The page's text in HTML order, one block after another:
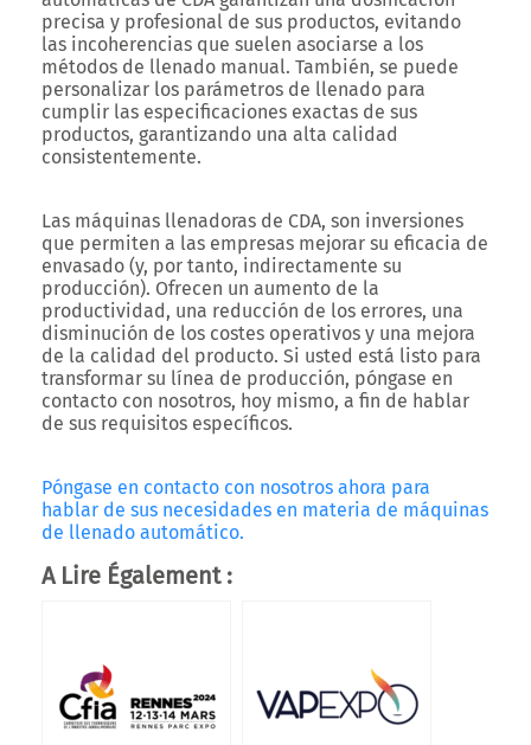
precisa y profesional de sus productos, evitando
las incoherencias que suelen asociarse a los
métodos de llenado manual. También, se puede
personalizar los parámetros de llenado para
cumplir las especificaciones exactas de sus
productos, garantizando una alta calidad
consistentemente.
Las máquinas llenadoras de CDA, son inversiones
que permiten a las empresas mejorar su eficacia de
envasado (y, por tanto, indirectamente su
producción). Ofrecen un aumento de la
productividad, una reducción de los errores, una
disminución de los costes operativos y una mejora
de la calidad del producto. Si usted está listo para
transformar su línea de producción, póngase en
contacto con nosotros, hoy mismo, a fin de hablar
de sus requisitos específicos.
Póngase en contacto con nosotros ahora para
hablar de sus necesidades en materia de máquinas
de llenado automático.
A Lire Également :